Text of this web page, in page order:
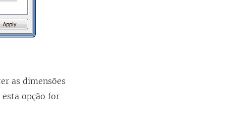
as dimensões
opção for